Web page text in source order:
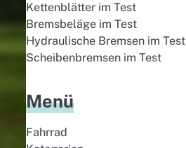
Kettenblätter im Test
Bremsbeläge im Test
Hydraulische Bremsen im Test
Scheibenbremsen im Test
Menü
Fahrrad